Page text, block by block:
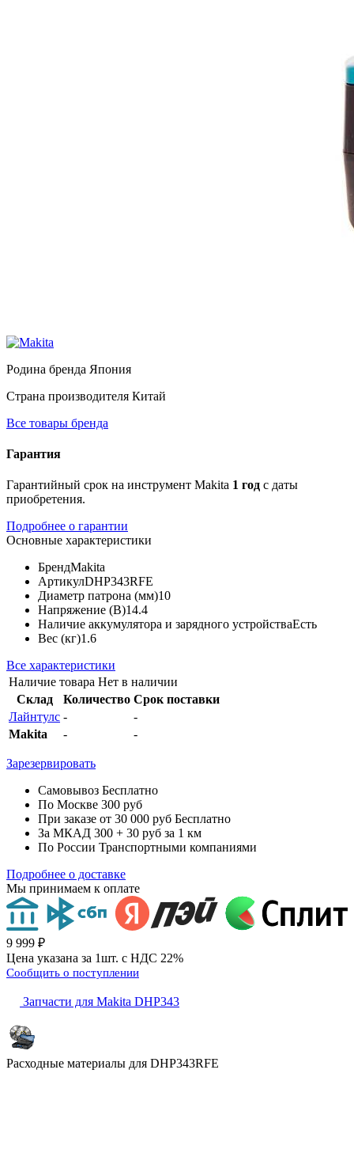
Родина бренда Япония
Страна производителя Китай
Все товары бренда
Гарантия
Гарантийный срок на инструмент Makita 1 год с даты
приобретения.
Подробнее о гарантии
Основные характеристики
БрендMakita
АртикулDHP343RFE
Диаметр патрона (мм)10
Напряжение (В)14.4
Наличие аккумулятора и зарядного устройстваЕсть
Вес (кг)1.6
Все характеристики
Наличие товара Нет в наличии
Склад
Количество Срок поставки
Лайнтулс -
-
Makita
- -
Зарезервировать
Самовывоз Бесплатно
По Москве 300 руб
При заказе от 30 000 руб Бесплатно
За МКАД 300 + 30 руб за 1 км
По России Транспортными компаниями
Подробнее о доставке
Мы принимаем к оплате
9 999 ₽
Цена указана за 1шт. с НДС 22%
Сообщить о поступлении
Запчасти для Makita DHP343
Расходные материалы для DHP343RFE